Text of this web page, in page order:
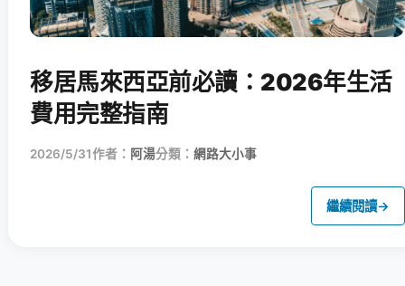
移居馬來西亞前必讀：2026年生活
費用完整指南
2026/5/31作者： 阿湯分類： 網路大小事
繼續閱讀→